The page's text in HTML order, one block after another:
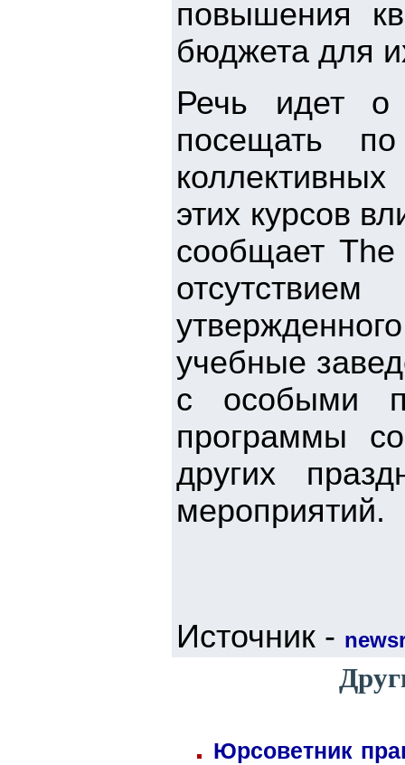
повышения
бюджета для
Речь идет о
посещать
этих курсов
сообщает The
учебные
с особыми
программы
других
мероприятий.
Источник -
Юрсоветник